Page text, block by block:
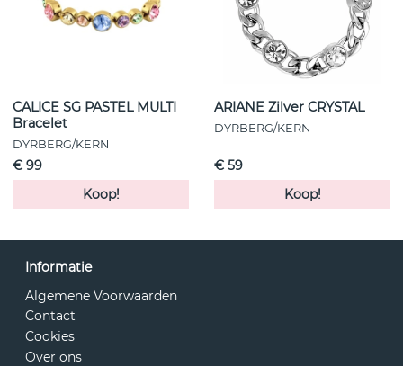
CALICE SG PASTEL MULTI
Bracelet
DYRBERG/KERN
€ 99
Koop!
ARIANE Zilver CRYSTAL
DYRBERG/KERN
€ 59
Koop!
Informatie
Algemene Voorwaarden
Contact
Cookies
Over ons